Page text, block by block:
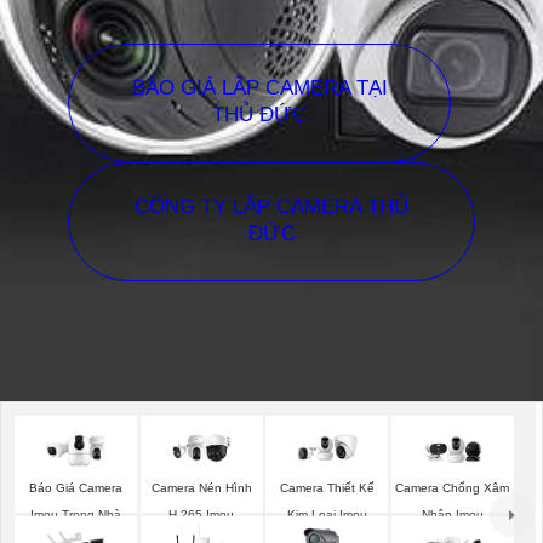
BÁO GIÁ LẮP CAMERA TẠI
THỦ ĐỨC
CÔNG TY LẮP CAMERA THỦ
ĐỨC
Báo Giá Camera
Imou Trong Nhà
Camera Nén Hình
H.265 Imou
Camera Thiết Kế
Kim Loại Imou
Camera Chống Xâm
Nhập Imou